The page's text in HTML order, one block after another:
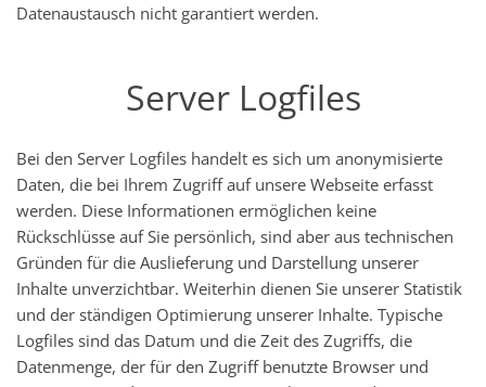
Datenaustausch nicht garantiert werden.
Server Logfiles
Bei den Server Logfiles handelt es sich um anonymisierte
Daten, die bei Ihrem Zugriff auf unsere Webseite erfasst
werden. Diese Informationen ermöglichen keine
Rückschlüsse auf Sie persönlich, sind aber aus technischen
Gründen für die Auslieferung und Darstellung unserer
Inhalte unverzichtbar. Weiterhin dienen Sie unserer Statistik
und der ständigen Optimierung unserer Inhalte. Typische
Logfiles sind das Datum und die Zeit des Zugriffs, die
Datenmenge, der für den Zugriff benutzte Browser und